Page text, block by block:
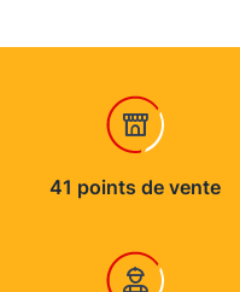
41 points de vente